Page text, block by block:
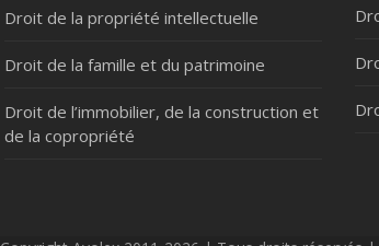
Droit de la propriété intellectuelle
Droit de la famille et du patrimoine
Droit de l’immobilier, de la construction et
de la copropriété